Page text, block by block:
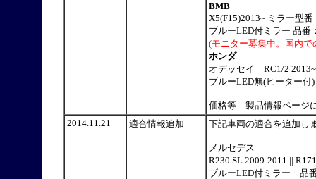
BMB
X5(F15)2013~ ミラー型
ブルーLED付ミラー 品番
(モニター募集中。国内
ホンダ
オデッセイ RC1/2
ブルーLED無(ヒーター付
価格等 製品情報ページ
2014.11.21
適合情報追加 下記車両の適合を追加し
メルセデス
R230 SL 2009-2011 ||
ブルーLED付ミラー 品